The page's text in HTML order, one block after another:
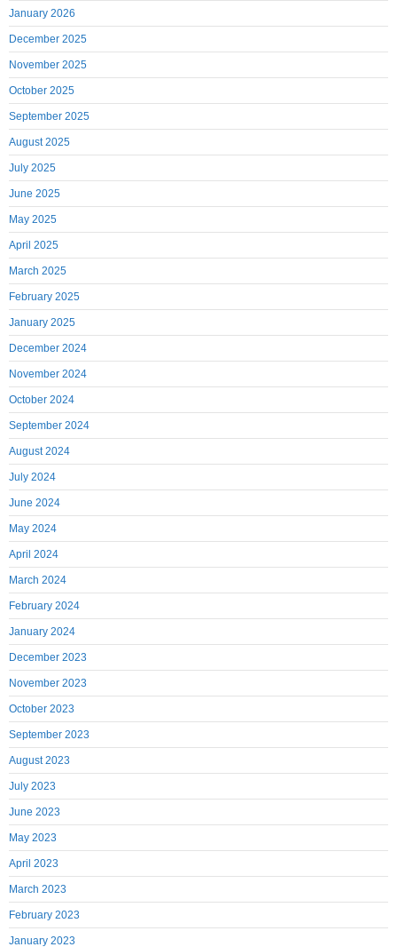
January 2026
December 2025
November 2025
October 2025
September 2025
August 2025
July 2025
June 2025
May 2025
April 2025
March 2025
February 2025
January 2025
December 2024
November 2024
October 2024
September 2024
August 2024
July 2024
June 2024
May 2024
April 2024
March 2024
February 2024
January 2024
December 2023
November 2023
October 2023
September 2023
August 2023
July 2023
June 2023
May 2023
April 2023
March 2023
February 2023
January 2023